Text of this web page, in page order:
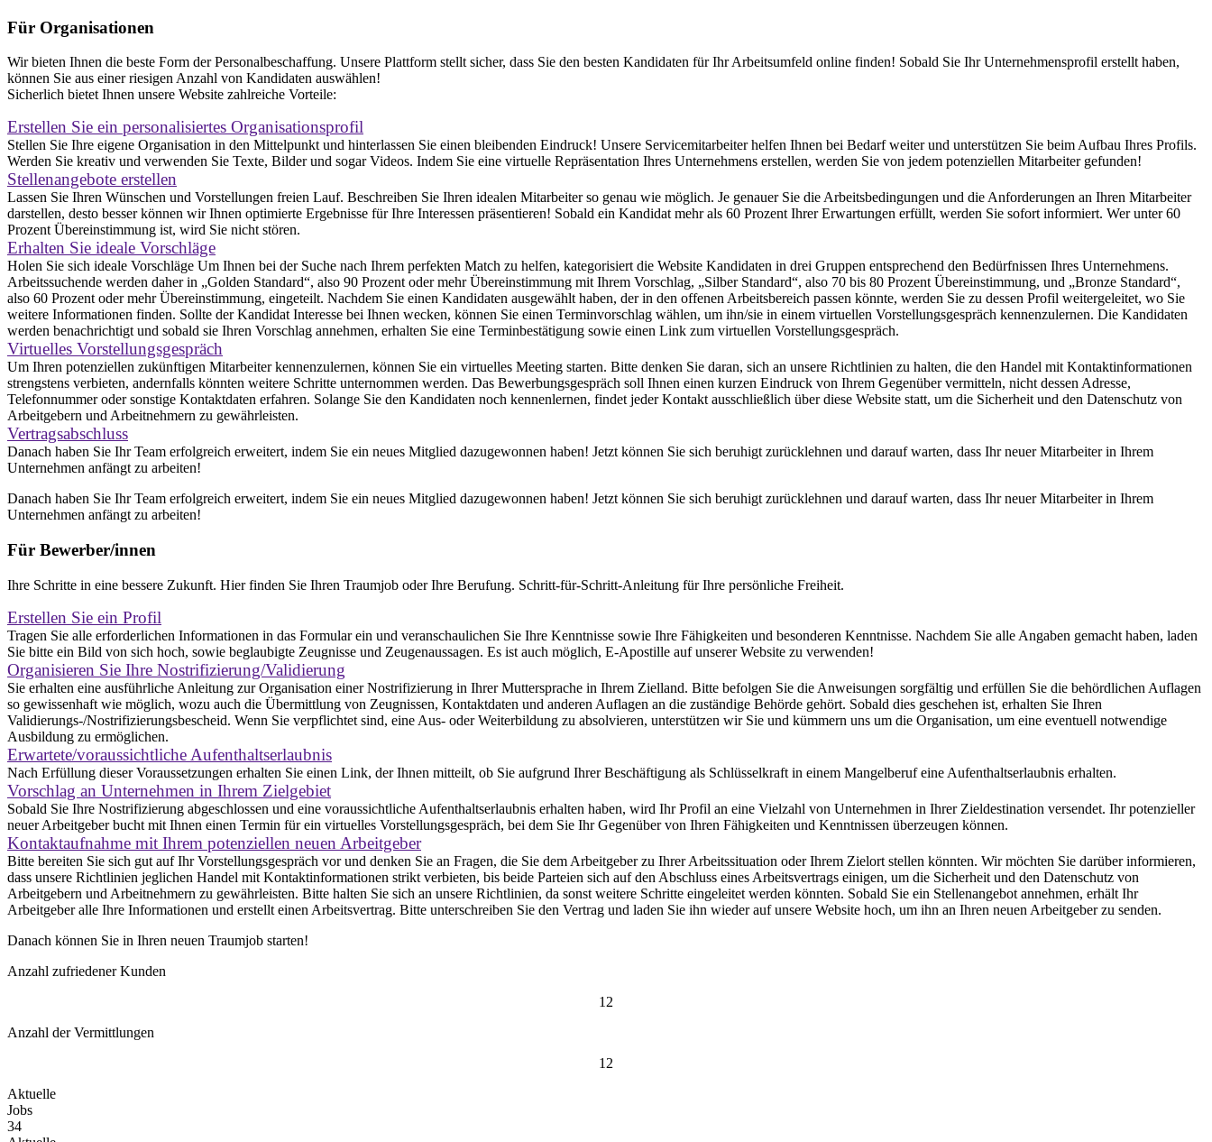
Für Organisationen
Wir bieten Ihnen die beste Form der Personalbeschaffung. Unsere Plattform stellt sicher, dass Sie den besten Kandidaten für Ihr Arbeitsumfeld online finden! Sobald Sie Ihr Unternehmensprofil erstellt haben,
können Sie aus einer riesigen Anzahl von Kandidaten auswählen!
Sicherlich bietet Ihnen unsere Website zahlreiche Vorteile:
Erstellen Sie ein personalisiertes Organisationsprofil
Stellen Sie Ihre eigene Organisation in den Mittelpunkt und hinterlassen Sie einen bleibenden Eindruck! Unsere Servicemitarbeiter helfen Ihnen bei Bedarf weiter und unterstützen Sie beim Aufbau Ihres Profils.
Werden Sie kreativ und verwenden Sie Texte, Bilder und sogar Videos. Indem Sie eine virtuelle Repräsentation Ihres Unternehmens erstellen, werden Sie von jedem potenziellen Mitarbeiter gefunden!
Stellenangebote erstellen
Lassen Sie Ihren Wünschen und Vorstellungen freien Lauf. Beschreiben Sie Ihren idealen Mitarbeiter so genau wie möglich. Je genauer Sie die Arbeitsbedingungen und die Anforderungen an Ihren Mitarbeiter
darstellen, desto besser können wir Ihnen optimierte Ergebnisse für Ihre Interessen präsentieren! Sobald ein Kandidat mehr als 60 Prozent Ihrer Erwartungen erfüllt, werden Sie sofort informiert. Wer unter 60
Prozent Übereinstimmung ist, wird Sie nicht stören.
Erhalten Sie ideale Vorschläge
Holen Sie sich ideale Vorschläge Um Ihnen bei der Suche nach Ihrem perfekten Match zu helfen, kategorisiert die Website Kandidaten in drei Gruppen entsprechend den Bedürfnissen Ihres Unternehmens.
Arbeitssuchende werden daher in „Golden Standard“, also 90 Prozent oder mehr Übereinstimmung mit Ihrem Vorschlag, „Silber Standard“, also 70 bis 80 Prozent Übereinstimmung, und „Bronze Standard“,
also 60 Prozent oder mehr Übereinstimmung, eingeteilt. Nachdem Sie einen Kandidaten ausgewählt haben, der in den offenen Arbeitsbereich passen könnte, werden Sie zu dessen Profil weitergeleitet, wo Sie
weitere Informationen finden. Sollte der Kandidat Interesse bei Ihnen wecken, können Sie einen Terminvorschlag wählen, um ihn/sie in einem virtuellen Vorstellungsgespräch kennenzulernen. Die Kandidaten
werden benachrichtigt und sobald sie Ihren Vorschlag annehmen, erhalten Sie eine Terminbestätigung sowie einen Link zum virtuellen Vorstellungsgespräch.
Virtuelles Vorstellungsgespräch
Um Ihren potenziellen zukünftigen Mitarbeiter kennenzulernen, können Sie ein virtuelles Meeting starten. Bitte denken Sie daran, sich an unsere Richtlinien zu halten, die den Handel mit Kontaktinformationen
strengstens verbieten, andernfalls könnten weitere Schritte unternommen werden. Das Bewerbungsgespräch soll Ihnen einen kurzen Eindruck von Ihrem Gegenüber vermitteln, nicht dessen Adresse,
Telefonnummer oder sonstige Kontaktdaten erfahren. Solange Sie den Kandidaten noch kennenlernen, findet jeder Kontakt ausschließlich über diese Website statt, um die Sicherheit und den Datenschutz von
Arbeitgebern und Arbeitnehmern zu gewährleisten.
Vertragsabschluss
Danach haben Sie Ihr Team erfolgreich erweitert, indem Sie ein neues Mitglied dazugewonnen haben! Jetzt können Sie sich beruhigt zurücklehnen und darauf warten, dass Ihr neuer Mitarbeiter in Ihrem
Unternehmen anfängt zu arbeiten!
Danach haben Sie Ihr Team erfolgreich erweitert, indem Sie ein neues Mitglied dazugewonnen haben! Jetzt können Sie sich beruhigt zurücklehnen und darauf warten, dass Ihr neuer Mitarbeiter in Ihrem
Unternehmen anfängt zu arbeiten!
Für Bewerber/innen
Ihre Schritte in eine bessere Zukunft. Hier finden Sie Ihren Traumjob oder Ihre Berufung. Schritt-für-Schritt-Anleitung für Ihre persönliche Freiheit.
Erstellen Sie ein Profil
Tragen Sie alle erforderlichen Informationen in das Formular ein und veranschaulichen Sie Ihre Kenntnisse sowie Ihre Fähigkeiten und besonderen Kenntnisse. Nachdem Sie alle Angaben gemacht haben, laden
Sie bitte ein Bild von sich hoch, sowie beglaubigte Zeugnisse und Zeugenaussagen. Es ist auch möglich, E-Apostille auf unserer Website zu verwenden!
Organisieren Sie Ihre Nostrifizierung/Validierung
Sie erhalten eine ausführliche Anleitung zur Organisation einer Nostrifizierung in Ihrer Muttersprache in Ihrem Zielland. Bitte befolgen Sie die Anweisungen sorgfältig und erfüllen Sie die behördlichen Auflagen
so gewissenhaft wie möglich, wozu auch die Übermittlung von Zeugnissen, Kontaktdaten und anderen Auflagen an die zuständige Behörde gehört. Sobald dies geschehen ist, erhalten Sie Ihren
Validierungs-/Nostrifizierungsbescheid. Wenn Sie verpflichtet sind, eine Aus- oder Weiterbildung zu absolvieren, unterstützen wir Sie und kümmern uns um die Organisation, um eine eventuell notwendige
Ausbildung zu ermöglichen.
Erwartete/voraussichtliche Aufenthaltserlaubnis
Nach Erfüllung dieser Voraussetzungen erhalten Sie einen Link, der Ihnen mitteilt, ob Sie aufgrund Ihrer Beschäftigung als Schlüsselkraft in einem Mangelberuf eine Aufenthaltserlaubnis erhalten.
Vorschlag an Unternehmen in Ihrem Zielgebiet
Sobald Sie Ihre Nostrifizierung abgeschlossen und eine voraussichtliche Aufenthaltserlaubnis erhalten haben, wird Ihr Profil an eine Vielzahl von Unternehmen in Ihrer Zieldestination versendet. Ihr potenzieller
neuer Arbeitgeber bucht mit Ihnen einen Termin für ein virtuelles Vorstellungsgespräch, bei dem Sie Ihr Gegenüber von Ihren Fähigkeiten und Kenntnissen überzeugen können.
Kontaktaufnahme mit Ihrem potenziellen neuen Arbeitgeber
Bitte bereiten Sie sich gut auf Ihr Vorstellungsgespräch vor und denken Sie an Fragen, die Sie dem Arbeitgeber zu Ihrer Arbeitssituation oder Ihrem Zielort stellen könnten. Wir möchten Sie darüber informieren,
dass unsere Richtlinien jeglichen Handel mit Kontaktinformationen strikt verbieten, bis beide Parteien sich auf den Abschluss eines Arbeitsvertrags einigen, um die Sicherheit und den Datenschutz von
Arbeitgebern und Arbeitnehmern zu gewährleisten. Bitte halten Sie sich an unsere Richtlinien, da sonst weitere Schritte eingeleitet werden könnten. Sobald Sie ein Stellenangebot annehmen, erhält Ihr
Arbeitgeber alle Ihre Informationen und erstellt einen Arbeitsvertrag. Bitte unterschreiben Sie den Vertrag und laden Sie ihn wieder auf unsere Website hoch, um ihn an Ihren neuen Arbeitgeber zu senden.
Danach können Sie in Ihren neuen Traumjob starten!
Anzahl zufriedener Kunden
12
Anzahl der Vermittlungen
12
Aktuelle
Jobs
34